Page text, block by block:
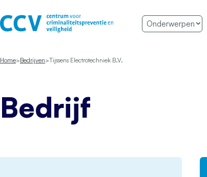
Onderwerpen
Home Bedrijven Tijssens Electrotechniek B.V.
Bedrijf